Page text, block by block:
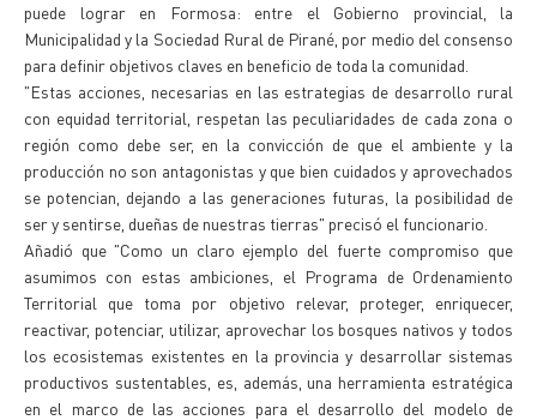
puede lograr en Formosa: entre el Gobierno provincial, la
Municipalidad y la Sociedad Rural de Pirané, por medio del consenso
para definir objetivos claves en beneficio de toda la comunidad.
"Estas acciones, necesarias en las estrategias de desarrollo rural
con equidad territorial, respetan las peculiaridades de cada zona o
región como debe ser, en la convicción de que el ambiente y la
producción no son antagonistas y que bien cuidados y aprovechados
se potencian, dejando a las generaciones futuras, la posibilidad de
ser y sentirse, dueñas de nuestras tierras" precisó el funcionario.
Añadió que "Como un claro ejemplo del fuerte compromiso que
asumimos con estas ambiciones, el Programa de Ordenamiento
Territorial que toma por objetivo relevar, proteger, enriquecer,
reactivar, potenciar, utilizar, aprovechar los bosques nativos y todos
los ecosistemas existentes en la provincia y desarrollar sistemas
productivos sustentables, es, además, una herramienta estratégica
en el marco de las acciones para el desarrollo del modelo de